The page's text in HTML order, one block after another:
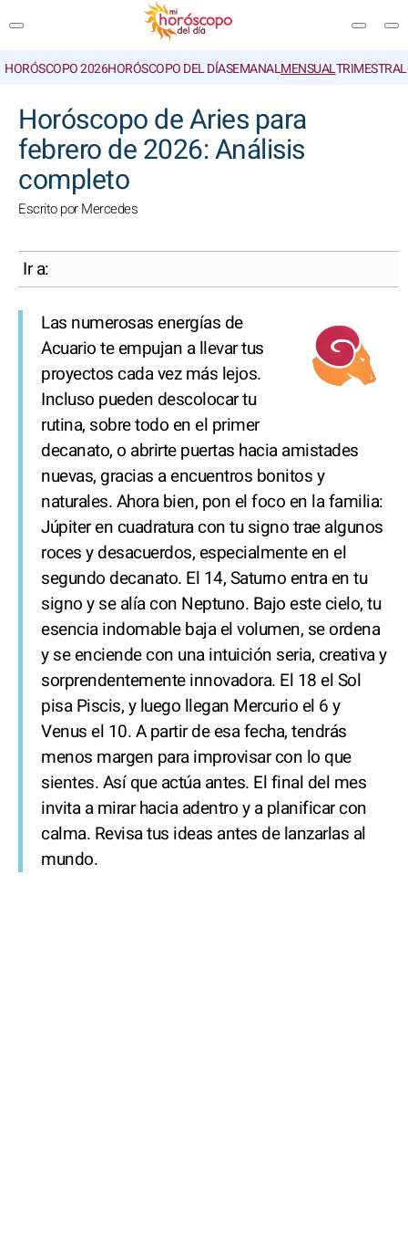
HORÓSCOPO 2026HORÓSCOPO DEL DÍASEMANALMENSUALTRIMESTRAL
Horóscopo de Aries para
febrero de 2026: Análisis
completo
Escrito por Mercedes
Ir a:
Las numerosas energías de
Acuario te empujan a llevar tus
proyectos cada vez más lejos.
Incluso pueden descolocar tu
rutina, sobre todo en el primer
decanato, o abrirte puertas hacia amistades
nuevas, gracias a encuentros bonitos y
naturales. Ahora bien, pon el foco en la familia:
Júpiter en cuadratura con tu signo trae algunos
roces y desacuerdos, especialmente en el
segundo decanato. El 14, Saturno entra en tu
signo y se alía con Neptuno. Bajo este cielo, tu
esencia indomable baja el volumen, se ordena
y se enciende con una intuición seria, creativa y
sorprendentemente innovadora. El 18 el Sol
pisa Piscis, y luego llegan Mercurio el 6 y
Venus el 10. A partir de esa fecha, tendrás
menos margen para improvisar con lo que
sientes. Así que actúa antes. El final del mes
invita a mirar hacia adentro y a planificar con
calma. Revisa tus ideas antes de lanzarlas al
mundo.